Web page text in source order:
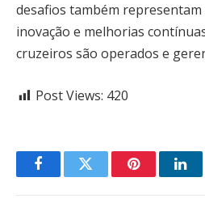
desafios também
inovação e melhorias
cruzeiros são operados e
Post Views: 420
FacebookTwitter Pinterest